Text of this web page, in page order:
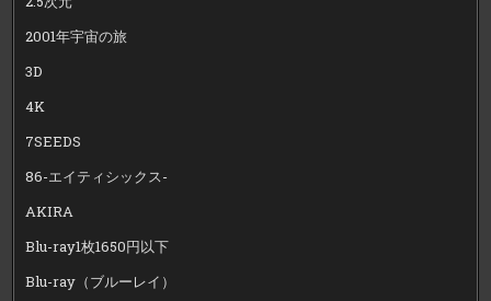
2001年宇宙の旅
3D
4K
7SEEDS
86-エイティシックス-
AKIRA
Blu-ray1枚1650円以下
Blu-ray（ブルーレイ）